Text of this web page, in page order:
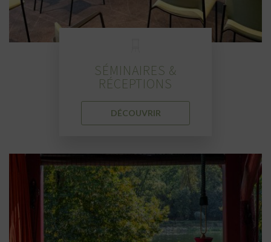
SÉMINAIRES &
RÉCEPTIONS
DÉCOUVRIR